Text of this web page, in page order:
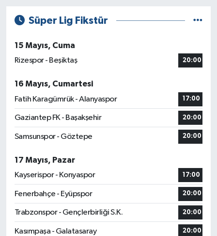
Süper Lig Fikstür
15 Mayıs, Cuma
Rizespor - Beşiktaş
20:00
16 Mayıs, Cumartesi
Fatih Karagümrük - Alanyaspor
17:00
Gaziantep FK - Başakşehir 20:00
Samsunspor - Göztepe 20:00
17 Mayıs, Pazar
Kayserispor - Konyaspor
17:00
Fenerbahçe - Eyüpspor 20:00
Trabzonspor - Gençlerbirliği S.K. 20:00
Kasımpaşa - Galatasaray 20:00